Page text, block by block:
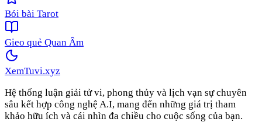
Bói bài Tarot
Gieo quẻ Quan Âm
XemTuvi.xyz
Hệ thống luận giải tử vi, phong thủy và lịch vạn sự chuyên
sâu kết hợp công nghệ A.I, mang đến những giá trị tham
khảo hữu ích và cái nhìn đa chiều cho cuộc sống của bạn.